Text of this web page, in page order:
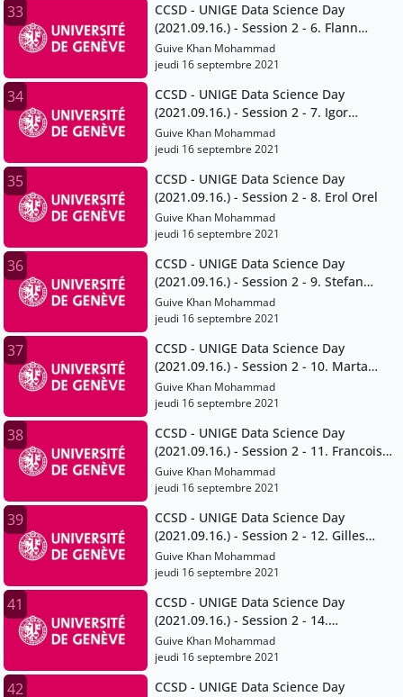
33
CCSD - UNIGE Data Science Day
(2021.09.16.) - Session 2 - 6. Flann
Chambers
Guive Khan Mohammad
jeudi 16 septembre 2021
34
CCSD - UNIGE Data Science Day
(2021.09.16.) - Session 2 - 7. Igor
Mathias
Guive Khan Mohammad
jeudi 16 septembre 2021
35
CCSD - UNIGE Data Science Day
(2021.09.16.) - Session 2 - 8. Erol Orel
Guive Khan Mohammad
jeudi 16 septembre 2021
36
CCSD - UNIGE Data Science Day
(2021.09.16.) - Session 2 - 9. Stefan
Sperlich
Guive Khan Mohammad
jeudi 16 septembre 2021
37
CCSD - UNIGE Data Science Day
(2021.09.16.) - Session 2 - 10. Marta
Pittavino
Guive Khan Mohammad
jeudi 16 septembre 2021
38
CCSD - UNIGE Data Science Day
(2021.09.16.) - Session 2 - 11. Francois
Grey
Guive Khan Mohammad
jeudi 16 septembre 2021
39
CCSD - UNIGE Data Science Day
(2021.09.16.) - Session 2 - 12. Gilles
Falquet
Guive Khan Mohammad
jeudi 16 septembre 2021
41
CCSD - UNIGE Data Science Day
(2021.09.16.) - Session 2 - 14.
Volodymyr Savchenko
Guive Khan Mohammad
jeudi 16 septembre 2021
42
CCSD - UNIGE Data Science Day